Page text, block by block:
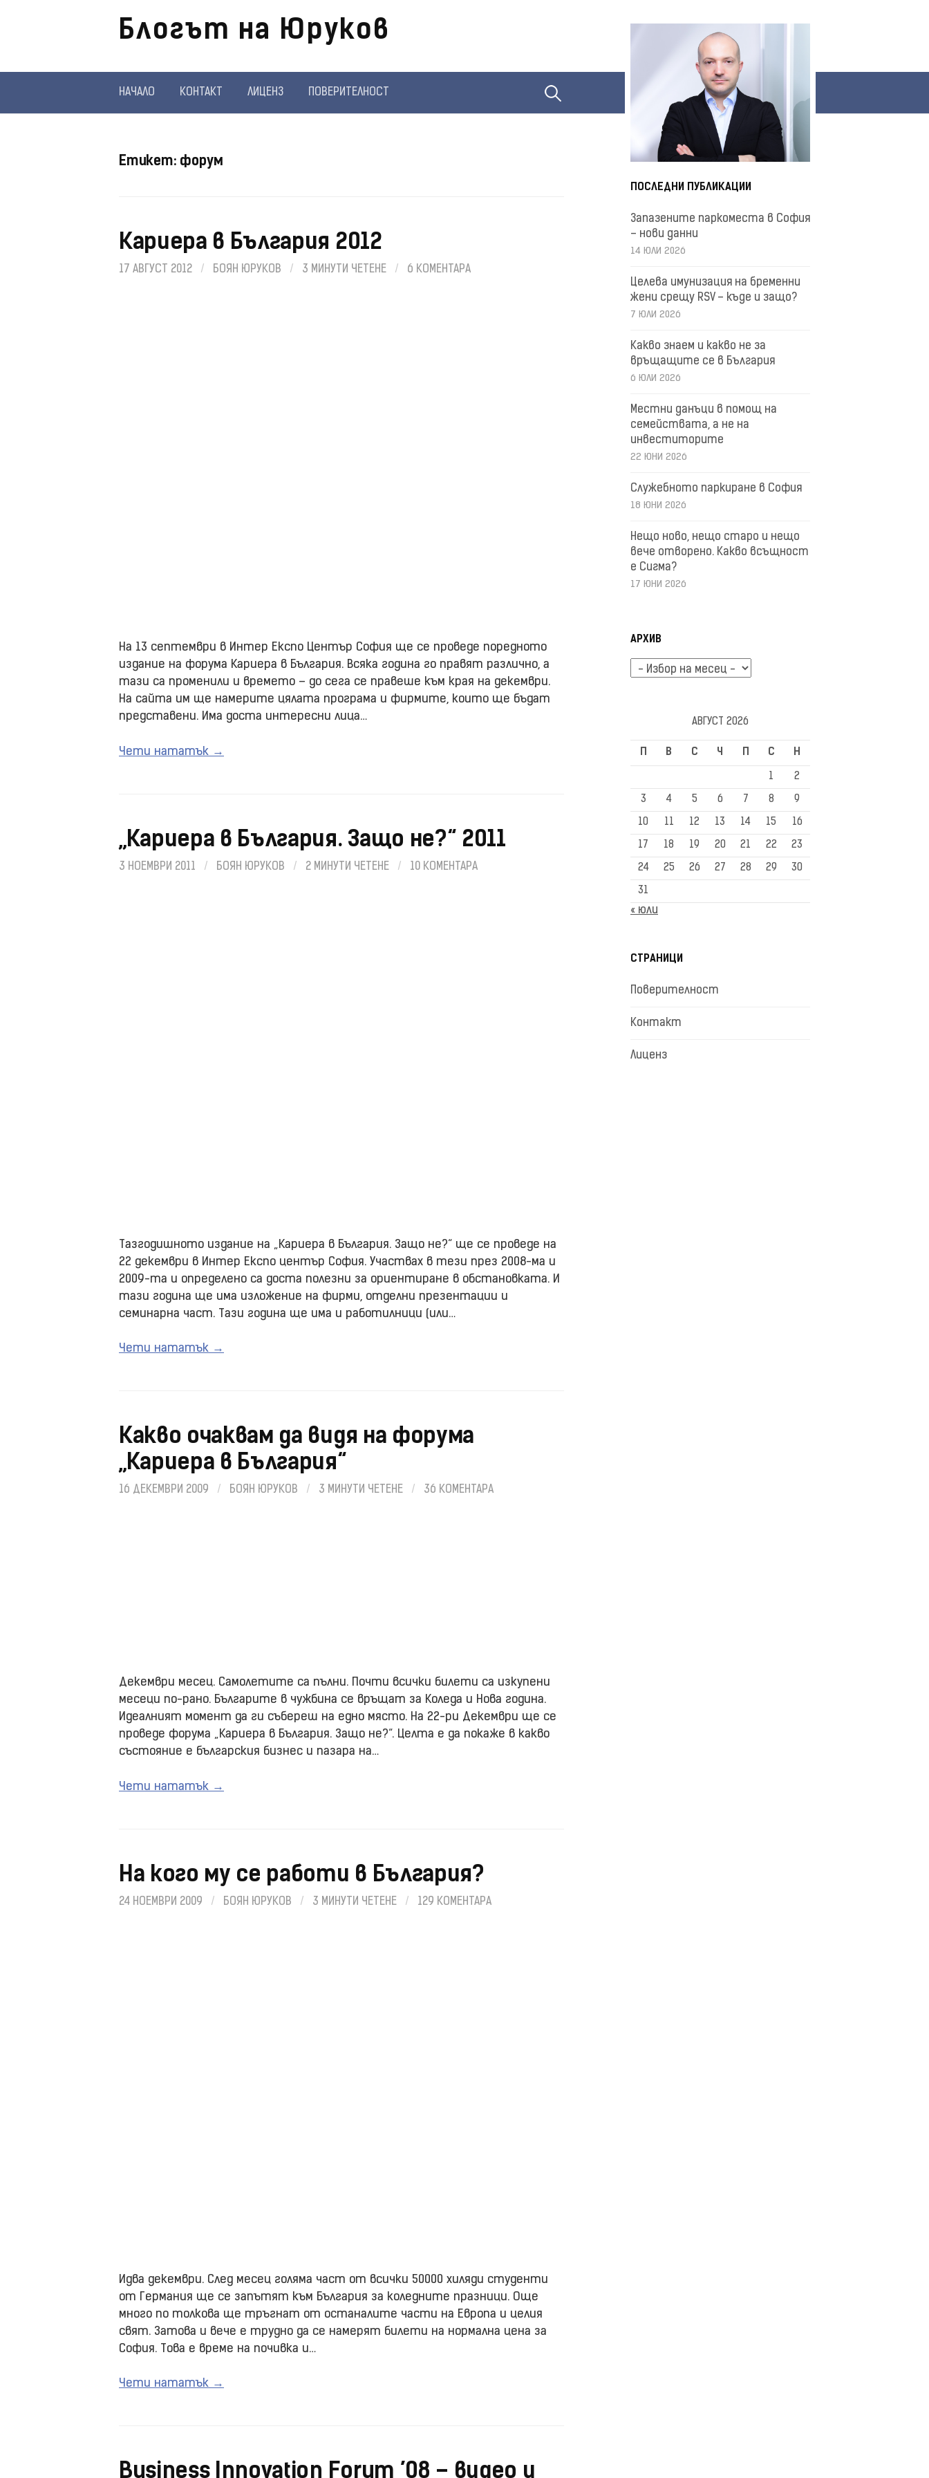
Блогът на Юруков
НАЧАЛО КОНТАКТ ЛИЦЕНЗ ПОВЕРИТЕЛНОСТ Търсене
Етикет: форум
Кариера в България 2012
17 АВГУСТ 2012 / БОЯН ЮРУКОВ / 3 МИНУТИ ЧЕТЕНЕ / 6 КОМЕНТАРА
На 13 септември в Интер Експо Център София ще се проведе поредното
издание на форума Кариера в България. Всяка година го правят различно, а
тази са променили и времето – до сега се правеше към края на декември.
На сайта им ще намерите цялата програма и фирмите, които ще бъдат
представени. Има доста интересни лица…
Чети нататък →
„Кариера в България. Защо не?“ 2011
3 НОЕМВРИ 2011 / БОЯН ЮРУКОВ / 2 МИНУТИ ЧЕТЕНЕ / 10 КОМЕНТАРА
Тазгодишното издание на „Кариера в България. Защо не?“ ще се проведе на
22 декември в Интер Експо център София. Участвах в тези през 2008-ма и
2009-та и определено са доста полезни за ориентиране в обстановката. И
тази година ще има изложение на фирми, отделни презентации и
семинарна част. Тази година ще има и работилници (или…
Чети нататък →
Какво очаквам да видя на форума
„Кариера в България“
16 ДЕКЕМВРИ 2009 / БОЯН ЮРУКОВ / 3 МИНУТИ ЧЕТЕНЕ / 36 КОМЕНТАРА
Декември месец. Самолетите са пълни. Почти всички билети са изкупени
месеци по-рано. Българите в чужбина се връщат за Коледа и Нова година.
Идеалният момент да ги събереш на едно място. На 22-ри Декември ще се
проведе форума „Кариера в България. Защо не?“. Целта е да покаже в какво
състояние е българския бизнес и пазара на…
Чети нататък →
На кого му се работи в България?
24 НОЕМВРИ 2009 / БОЯН ЮРУКОВ / 3 МИНУТИ ЧЕТЕНЕ / 129 КОМЕНТАРА
Идва декември. След месец голяма част от всички 50000 хиляди студенти
от Германия ще се запътят към България за коледните празници. Още
много по толкова ще тръгнат от останалите части на Европа и целия
свят. Затова и вече е трудно да се намерят билети на нормална цена за
София. Това е време на почивка и…
Чети нататък →
Business Innovation Forum ’08 – видео и
ПОСЛЕДНИ ПУБЛИКАЦИИ
Запазените паркоместа в София
– нови данни
14 ЮЛИ 2026
Целева имунизация на бременни
жени срещу RSV – къде и защо?
7 ЮЛИ 2026
Какво знаем и какво не за
връщащите се в България
6 ЮЛИ 2026
Местни данъци в помощ на
семействата, а не на
инвеститорите
22 ЮНИ 2026
Служебното паркиране в София
18 ЮНИ 2026
Нещо ново, нещо старо и нещо
вече отворено. Какво всъщност
е Сигма?
17 ЮНИ 2026
АРХИВ
Архив
АВГУСТ 2026
В С Ч С Н
1 2
3 4 5 6 7 8 9
10 11 12 13 14 15 16
17 18 19 20 21 22 23
24 25 26 27 28 29 30
31
« юли
СТРАНИЦИ
Поверителност
Контакт
Лиценз